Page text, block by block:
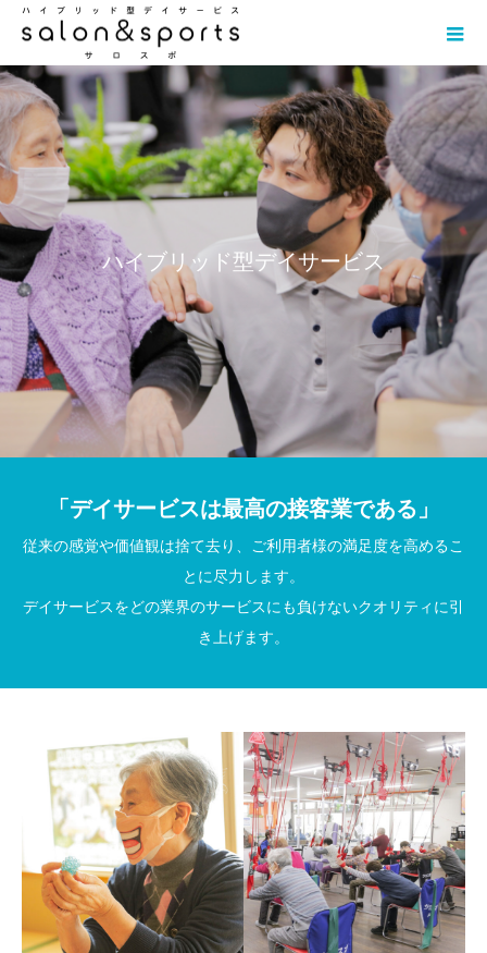
ハイブリッ ド型デイサービス
「デイサービスは最高の接客業である」
従来の感覚や価値観は捨て去り、ご利用者様の満足度を高めるこ
とに尽力します。
デイサービスをどの業界のサービスにも負けないクオリティに引
き上げます。